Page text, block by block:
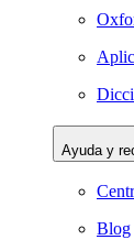
Ayuda y
Blog